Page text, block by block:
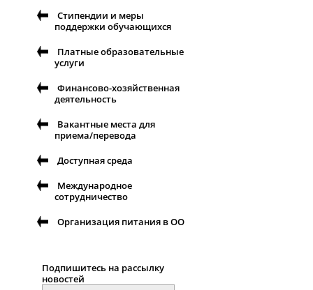
Стипендии и меры
поддержки обучающихся
Платные образовательные
услуги
Финансово-хозяйственная
деятельность
Вакантные места для
приема/перевода
Доступная среда
Международное
сотрудничество
Организация питания в ОО
Подпишитесь на рассылку
новостей